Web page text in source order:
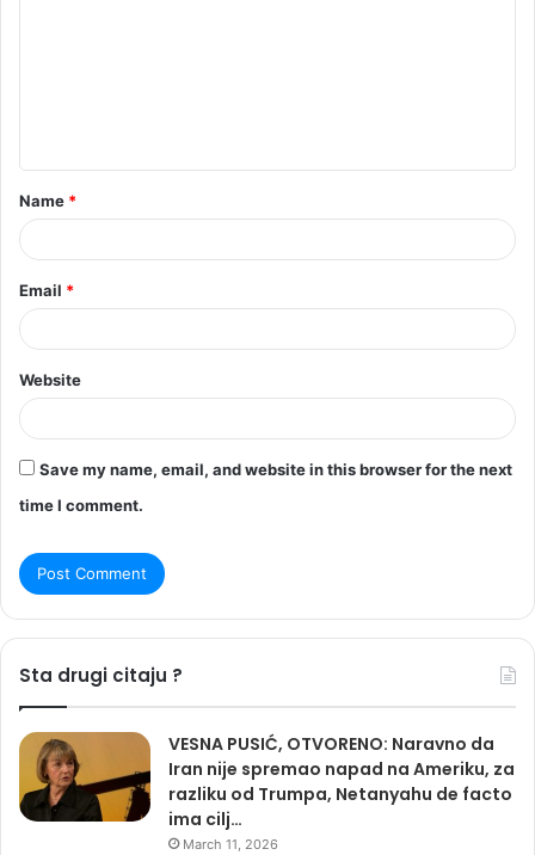
t
*
Name *
Email *
Website
Save my name, email, and website in this browser for the next
time I comment.
Sta drugi citaju ?
VESNA PUSIĆ, OTVORENO: Naravno da
Iran nije spremao napad na Ameriku, za
razliku od Trumpa, Netanyahu de facto
ima cilj…
March 11, 2026